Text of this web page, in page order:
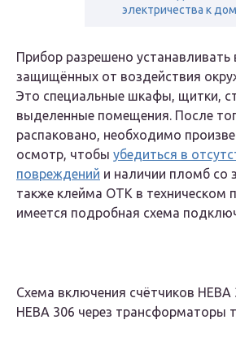
электричества к
Прибор разрешено устанавливать
защищённых от воздействия
Это специальные шкафы, щитки,
выделенные помещения. После
распаковано, необходимо
осмотр, чтобы убедиться в
повреждений и наличии пломб со
также клейма ОТК в техническом
имеется подробная схема
Схема включения счётчиков НЕВА
НЕВА 306 через трансформаторы